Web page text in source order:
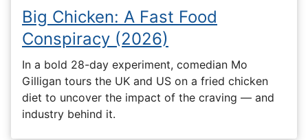
Big Chicken: A Fast Food
Conspiracy (2026)
In a bold 28-day experiment, comedian Mo
Gilligan tours the UK and US on a fried chicken
diet to uncover the impact of the craving — and
industry behind it.